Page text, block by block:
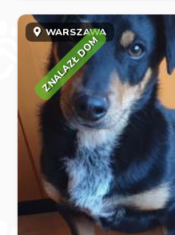
WARSZAWA
ZNALAZŁ DOM